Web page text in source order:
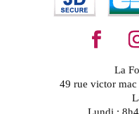
La
49 rue victor